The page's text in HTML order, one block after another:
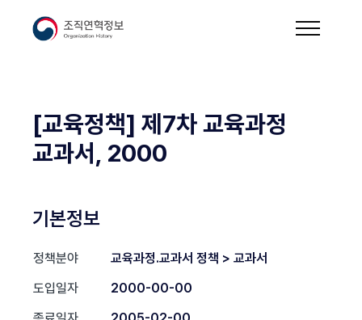
[교육정책] 제7차 교육과정
교과서, 2000
기본정보
정책분야
교육과정.교과서 정책 > 교과서
도입일자
2000-00-00